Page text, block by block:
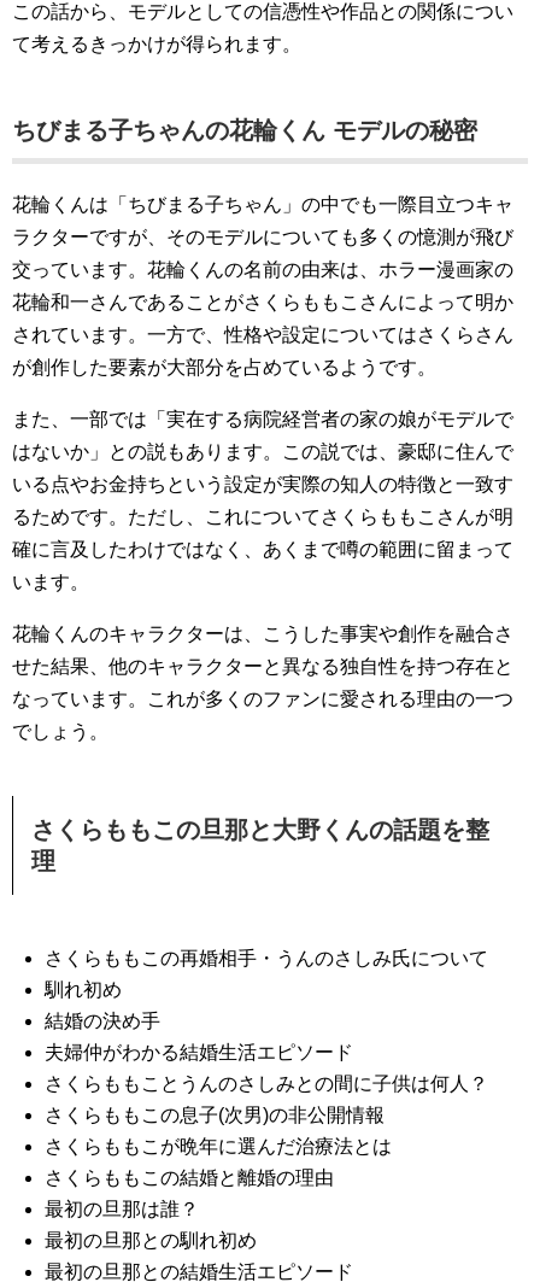
この話から、モデルとしての信憑性や作品との関係につい
て考えるきっかけが得られます。
ちびまる子ちゃんの花輪くん モデルの秘密
花輪くんは「ちびまる子ちゃん」の中でも一際目立つキャ
ラクターですが、そのモデルについても多くの憶測が飛び
交っています。花輪くんの名前の由来は、ホラー漫画家の
花輪和一さんであることがさくらももこさんによって明か
されています。一方で、性格や設定についてはさくらさん
が創作した要素が大部分を占めているようです。
また、一部では「実在する病院経営者の家の娘がモデルで
はないか」との説もあります。この説では、豪邸に住んで
いる点やお金持ちという設定が実際の知人の特徴と一致す
るためです。ただし、これについてさくらももこさんが明
確に言及したわけではなく、あくまで噂の範囲に留まって
います。
花輪くんのキャラクターは、こうした事実や創作を融合さ
せた結果、他のキャラクターと異なる独自性を持つ存在と
なっています。これが多くのファンに愛される理由の一つ
でしょう。
さくらももこの旦那と大野くんの話題を整
理
さくらももこの再婚相手・うんのさしみ氏について
馴れ初め
結婚の決め手
夫婦仲がわかる結婚生活エピソード
さくらももことうんのさしみとの間に子供は何人？
さくらももこの息子(次男)の非公開情報
さくらももこが晩年に選んだ治療法とは
さくらももこの結婚と離婚の理由
最初の旦那は誰？
最初の旦那との馴れ初め
最初の旦那との結婚生活エピソード